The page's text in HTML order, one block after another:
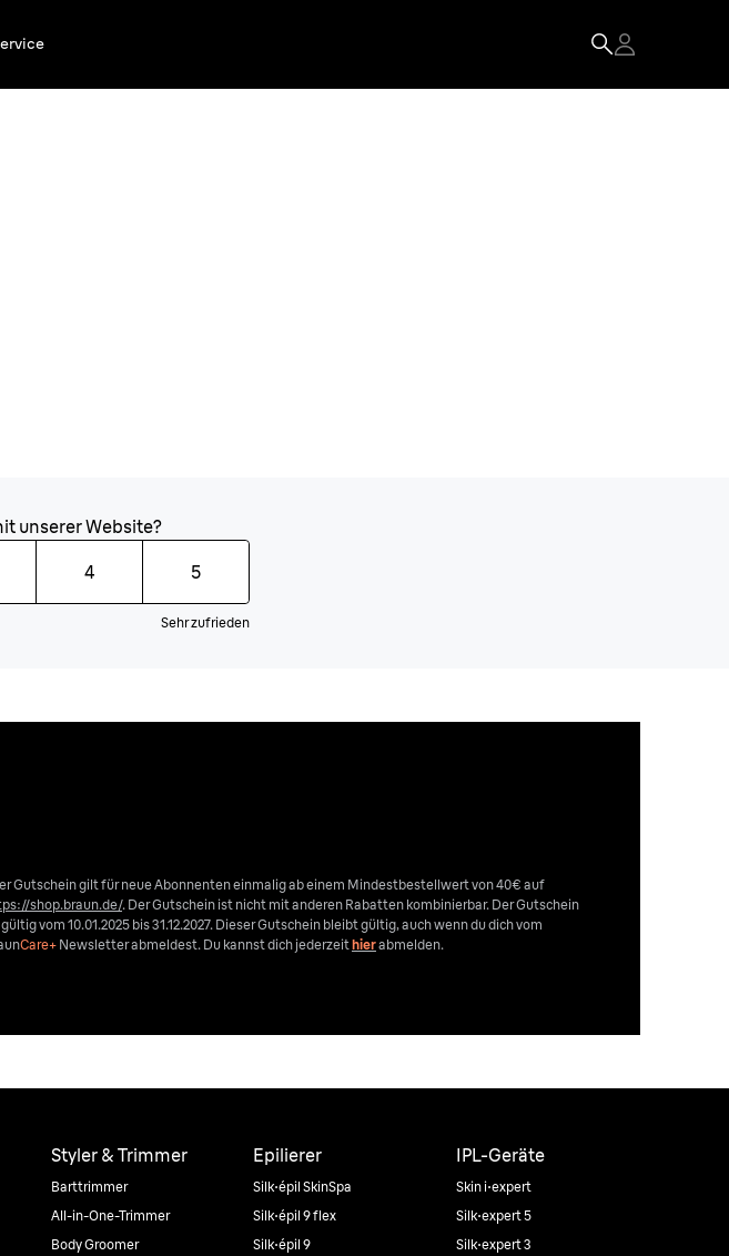
unserer Website?
4 5
Sehr zufrieden
Gutschein gilt für neue Abonnenten einmalig ab einem Mindestbestellwert von 40€ auf
shop.braun.de/. Der Gutschein ist nicht mit anderen Rabatten kombinierbar. Der Gutschein
vom 10.01.2025 bis 31.12.2027. Dieser Gutschein bleibt gültig, auch wenn du dich vom
Care+ Newsletter abmeldest. Du kannst dich jederzeithierabmelden.
Styler & Trimmer
Barttrimmer
All-in-One-Trimmer
Body Groomer
Epilierer
Silk·épil SkinSpa
Silk·épil 9 flex
Silk·épil 9
IPL-Geräte
Skin i·expert
Silk·expert 5
Silk·expert 3